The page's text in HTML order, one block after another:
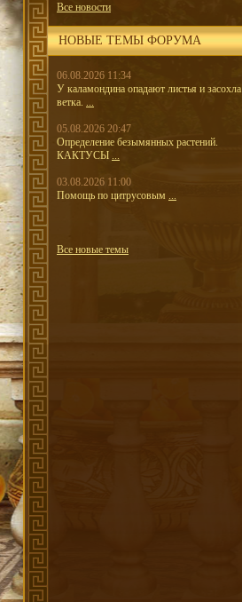
Все новости
НОВЫЕ ТЕМЫ ФОРУМА
06.08.2026 11:34
У каламондина опадают листья и засохла
ветка. ...
05.08.2026 20:47
Определение безымянных растений.
КАКТУСЫ ...
03.08.2026 11:00
Помощь по цитрусовым ...
Все новые темы